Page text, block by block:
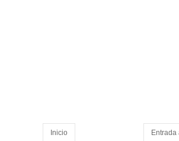
Entrada
Inicio